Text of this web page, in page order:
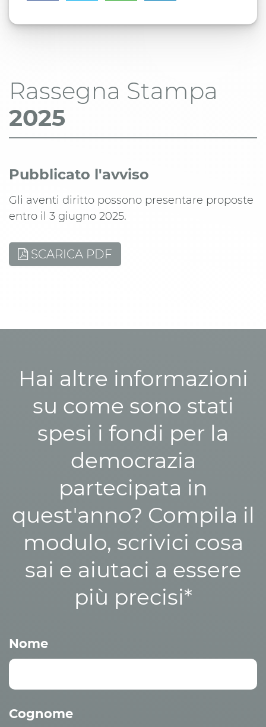
Rassegna Stampa
2025
Pubblicato l'avviso
Gli aventi diritto possono presentare proposte
entro il 3 giugno 2025.
SCARICA PDF
Hai altre informazioni
su come sono stati
spesi i fondi per la
democrazia
partecipata in
quest'anno? Compila il
modulo, scrivici cosa
sai e aiutaci a essere
più precisi*
Nome
Cognome